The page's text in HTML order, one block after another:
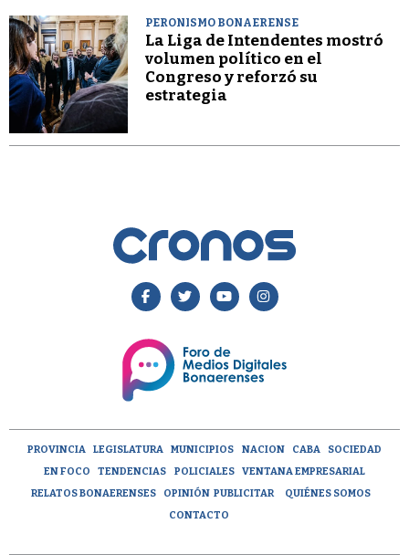
PERONISMO BONAERENSE
La Liga de Intendentes mostró
volumen político en el
Congreso y reforzó su
estrategia
PROVINCIA LEGISLATURA MUNICIPIOS NACION CABA
SOCIEDAD
EN FOCO
TENDENCIAS POLICIALES
VENTANA EMPRESARIAL
RELATOS BONAERENSES
OPINIÓN PUBLICITAR
QUIÉNES SOMOS
CONTACTO